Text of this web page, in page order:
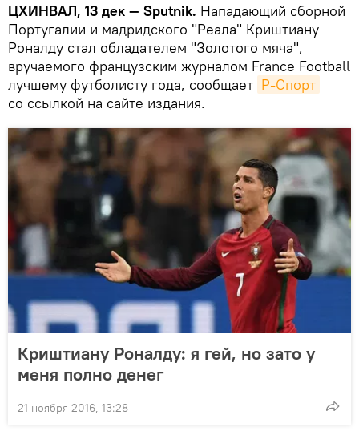
ЦХИНВАЛ, 13 дек — Sputnik. Нападающий сборной
Португалии и мадридского "Реала" Криштиану
Роналду стал обладателем "Золотого мяча",
вручаемого французским журналом France Football
лучшему футболисту года, сообщает Р-Спорт
со ссылкой на сайте издания.
Криштиану Роналду: я гей, но зато у
меня полно денег
21 ноября 2016, 13:28